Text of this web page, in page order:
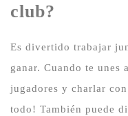
club?
Es divertido trabajar
ganar. Cuando te unes
jugadores y charlar
todo! También puede